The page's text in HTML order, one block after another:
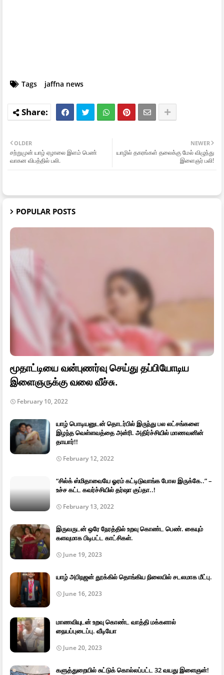
Tags jaffna news
NEWER
யாழில் தகரங்கள் தலைக்கு மேல் விழுந்து
இளைஞர் பலி!
OLDER
சற்றுமுன் யாழ் ஏழாலை இளம் பெண்
வாகன விபத்தில் பலி.
POPULAR POSTS
மூதாட்டியை வன்புணர்வு செய்து தப்பியோடிய
இளைஞருக்கு வலை வீச்சு.
February 10, 2022
யாழ் பொடியனுடன் தொடர்பில் இருந்து பல லட்சங்களை
இழந்த வெள்ளவத்தை அன்ரி. அதிர்ச்சியில் மாணவனின்
தாயார்!!
February 12, 2022
“சில்க் ஸ்மிதாவையே ஓரம் கட்டிடுவாங்க போல இருக்கே..” –
உச்ச கட்ட கவர்ச்சியில் தர்ஷா குப்தா..!
February 13, 2022
இருவருடன் ஒரே நேரத்தில் உறவு கொண்ட பெண். கையும்
களவுமாக பிடிபட்ட காட்சிகள்.
June 19, 2023
யாழ் அபிநஜன் தூக்கில் தொங்கிய நிலையில் சடலமாக மீட்பு.
June 16, 2023
மாணவியுடன் உறவு கொண்ட வாத்தி மக்களால்
நையப்புடைப்பு. வீடியோ
June 20, 2023
களுத்துறையில் சுட்டுக் கொல்லப்பட்ட 32 வயது இளைஞன்!